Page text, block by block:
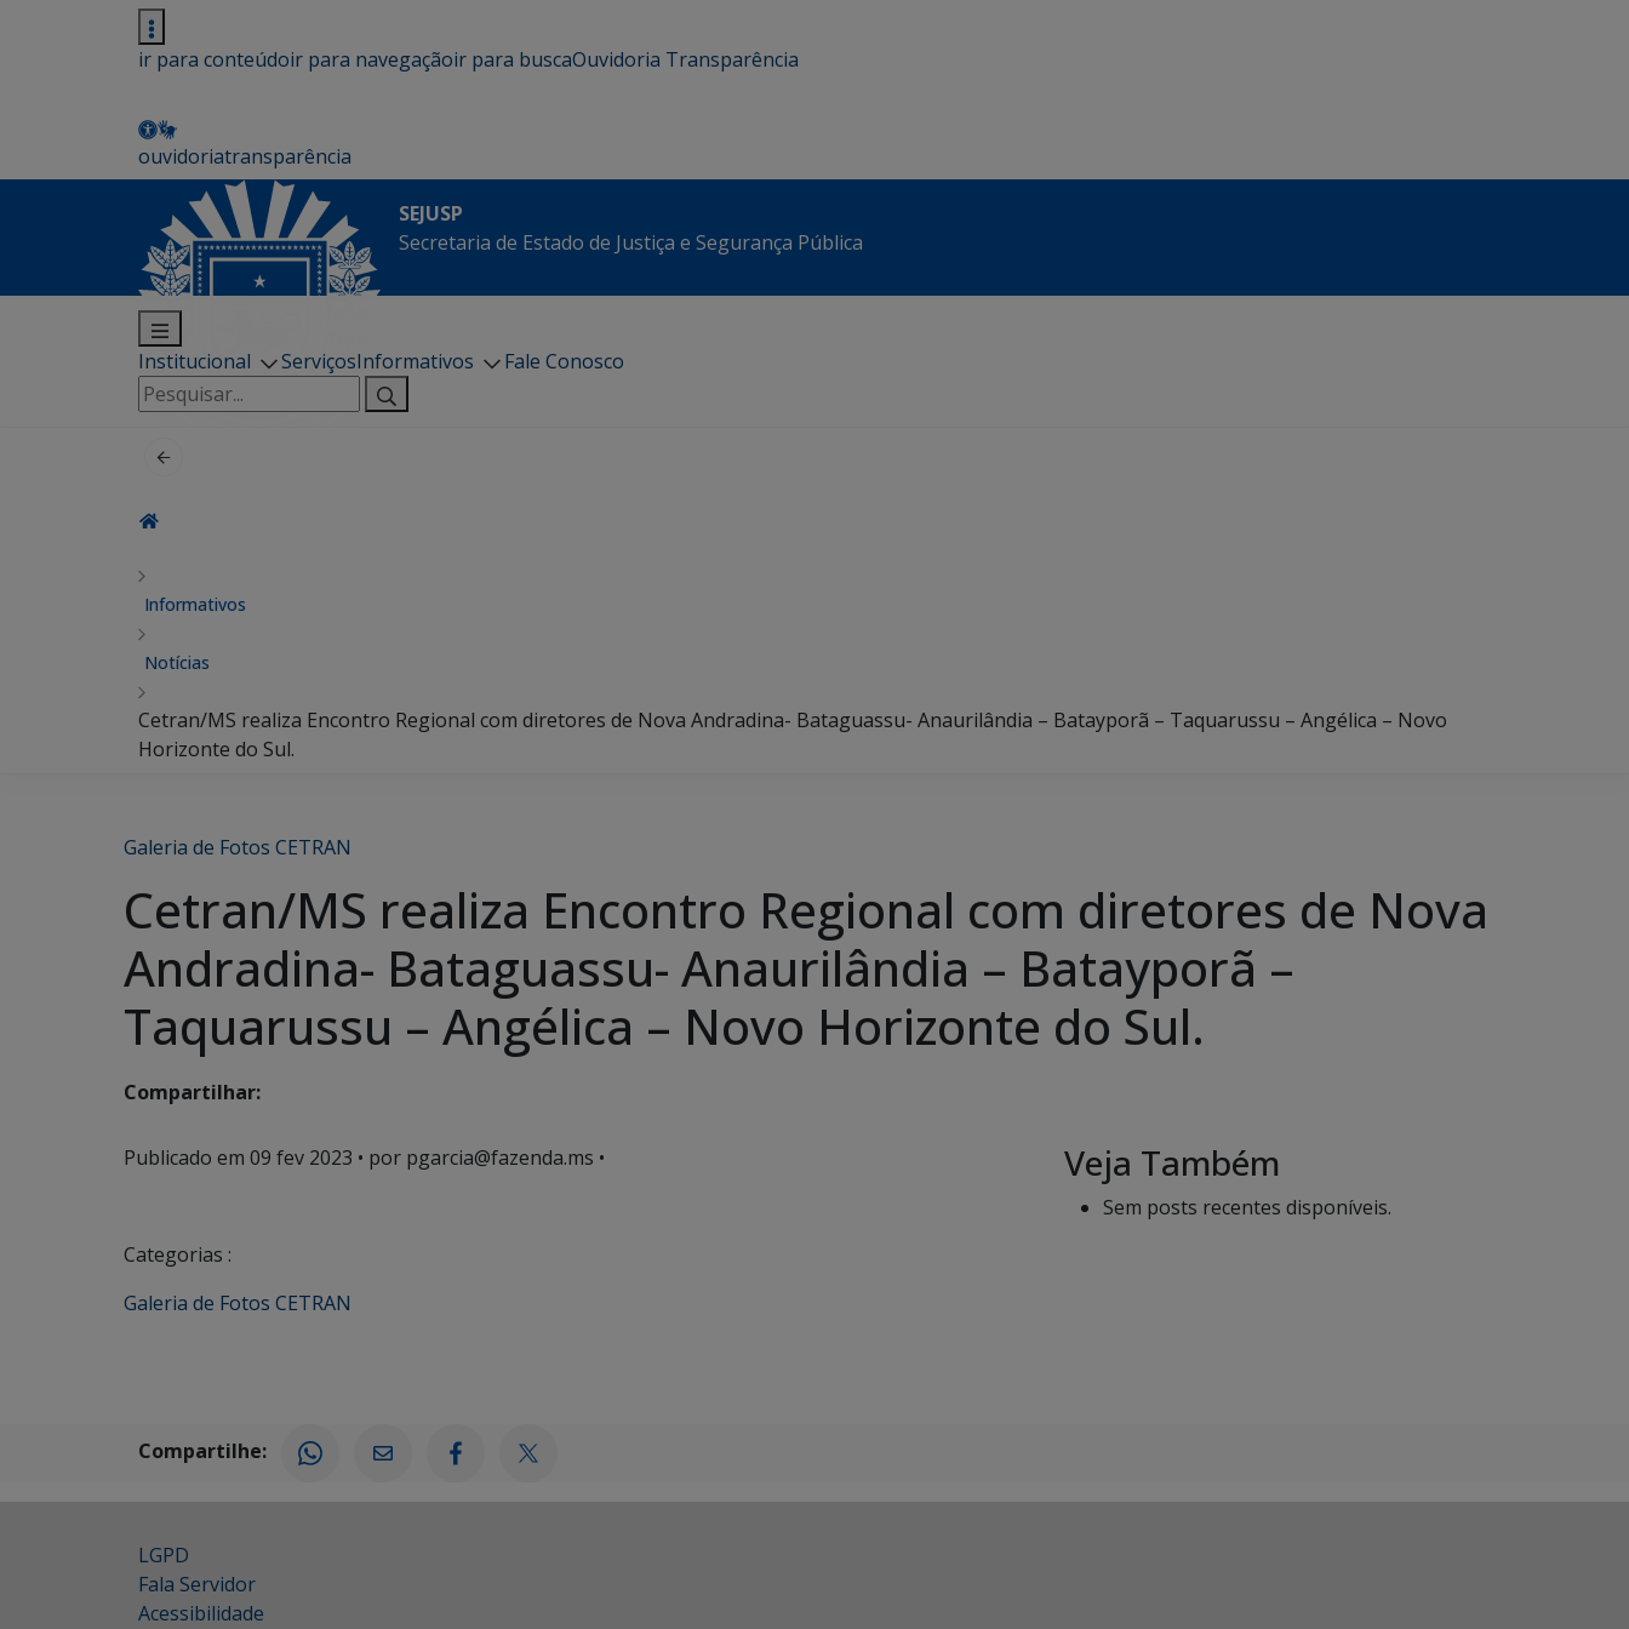
ir para conteúdoir para navegaçãoir para buscaOuvidoria Transparência
ouvidoriatransparência
SEJUSP
Secretaria de Estado de Justiça e Segurança Pública
Institucional ServiçosInformativos
Fale Conosco
Pesquisar
por:
Informativos
Notícias
Cetran/MS realiza Encontro Regional com diretores de Nova Andradina- Bataguassu- Anaurilândia – Batayporã – Taquarussu – Angélica – Novo
Horizonte do Sul.
Galeria de Fotos CETRAN
Cetran/MS realiza Encontro Regional com diretores de Nova
Andradina- Bataguassu- Anaurilândia – Batayporã –
Taquarussu – Angélica – Novo Horizonte do Sul.
Compartilhar:
Publicado em 09 fev 2023 • por pgarcia@fazenda.ms •
Categorias :
Galeria de Fotos CETRAN
Veja Também
Sem posts recentes disponíveis.
Compartilhe:
LGPD
Fala Servidor
Acessibilidade